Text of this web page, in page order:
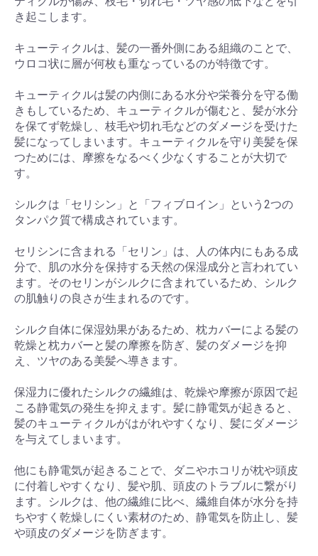
き起こします。
キューティクルは、髪の一番外側にある組織のことで、
ウロコ状に層が何枚も重なっているのが特徴です。
キューティクルは髪の内側にある水分や栄養分を守る働
きもしているため、キューティクルが傷むと、髪が水分
を保てず乾燥し、枝毛や切れ毛などのダメージを受けた
髪になってしまいます。キューティクルを守り美髪を保
つためには、摩擦をなるべく少なくすることが大切で
す。
シルクは「セリシン」と「フィブロイン」という2つの
タンパク質で構成されています。
セリシンに含まれる「セリン」は、人の体内にもある成
分で、肌の水分を保持する天然の保湿成分と言われてい
ます。そのセリンがシルクに含まれているため、シルク
の肌触りの良さが生まれるのです。
シルク自体に保湿効果があるため、枕カバーによる髪の
乾燥と枕カバーと髪の摩擦を防ぎ、髪のダメージを抑
え、ツヤのある美髪へ導きます。
保湿力に優れたシルクの繊維は、乾燥や摩擦が原因で起
こる静電気の発生を抑えます。髪に静電気が起きると、
髪のキューティクルがはがれやすくなり、髪にダメージ
を与えてしまいます。
他にも静電気が起きることで、ダニやホコリが枕や頭皮
に付着しやすくなり、髪や肌、頭皮のトラブルに繋がり
ます。シルクは、他の繊維に比べ、繊維自体が水分を持
ちやすく乾燥しにくい素材のため、静電気を防止し、髪
や頭皮のダメージを防ぎます。